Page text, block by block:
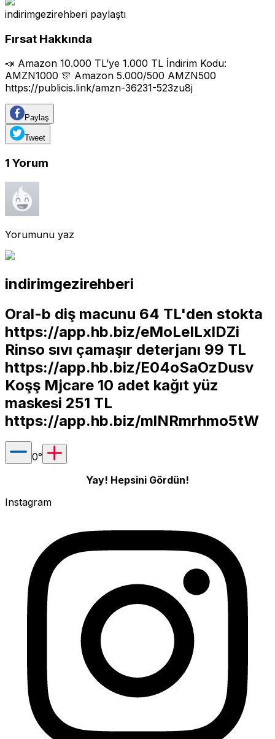
indirimgezirehberi paylaştı
Fırsat Hakkında
📣 Amazon 10.000 TL’ye 1.000 TL İndirim Kodu:
AMZN1000 🎊 Amazon 5.000/500 AMZN500
https://publicis.link/amzn-36231-523zu8j
Paylaş
Tweet
1 Yorum
Yorumunu yaz
indirimgezirehberi
Oral-b diş macunu 64 TL'den stokta
https://app.hb.biz/eMoLeILxlDZi
Rinso sıvı çamaşır deterjanı 99 TL
https://app.hb.biz/E04oSaOzDusv
Koşş Mjcare 10 adet kağıt yüz
maskesi 251 TL
https://app.hb.biz/mlNRmrhmo5tW
0°
Yay! Hepsini Gördün!
Instagram